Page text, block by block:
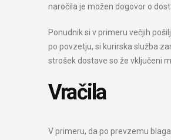
naročila je možen dogovor o
Ponudnik si v primeru večjih
po povzetju, si kurirska služba
strošek dostave so že vključeni
Vračila
V primeru, da po prevzemu